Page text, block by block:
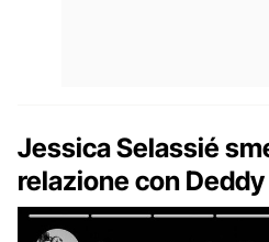
Jessica Selassié
relazione con Deddy